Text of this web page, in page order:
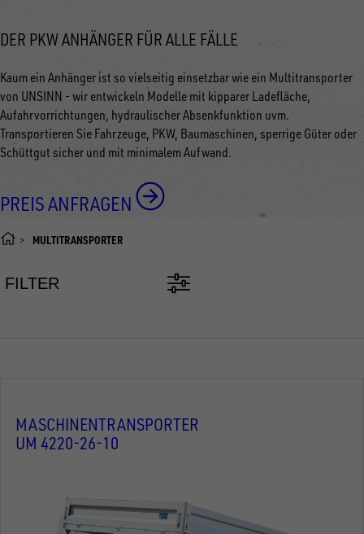
DER PKW ANHÄNGER FÜR ALLE FÄLLE
Kaum ein Anhänger ist so vielseitig einsetzbar wie ein Multitransporter
von UNSINN - wir entwickeln Modelle mit kipparer Ladefläche,
Aufahrvorrichtungen, hydraulischer Absenkfunktion uvm.
Transportieren Sie Fahrzeuge, PKW, Baumaschinen, sperrige Güter oder
Schüttgut sicher und mit minimalem Aufwand.
PREIS ANFRAGEN
MULTITRANSPORTER
FILTER
MASCHINENTRANSPORTER
UM 4220-26-10